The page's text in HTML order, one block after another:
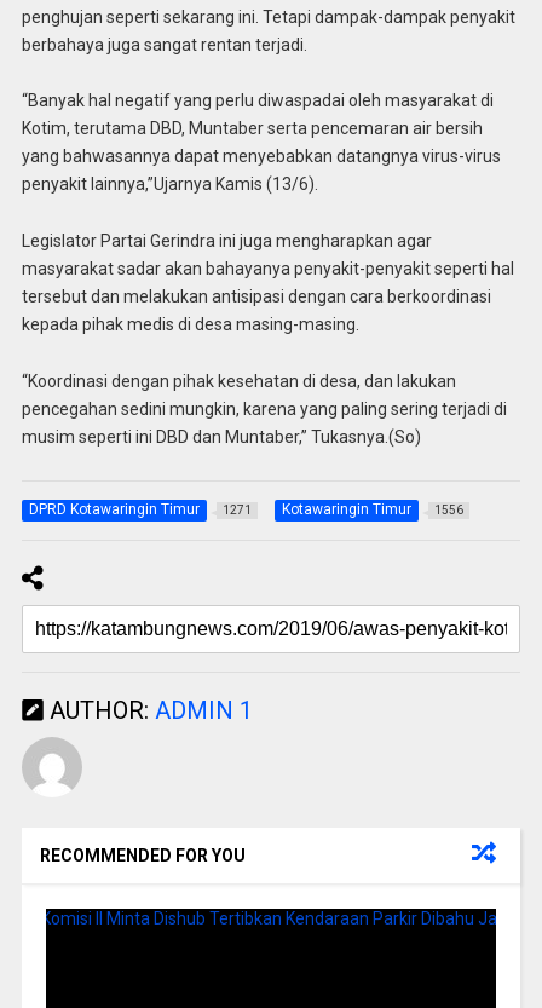
penghujan seperti sekarang ini. Tetapi dampak-dampak penyakit
berbahaya juga sangat rentan terjadi.
“Banyak hal negatif yang perlu diwaspadai oleh masyarakat di
Kotim, terutama DBD, Muntaber serta pencemaran air bersih
yang bahwasannya dapat menyebabkan datangnya virus-virus
penyakit lainnya,”Ujarnya Kamis (13/6).
Legislator Partai Gerindra ini juga mengharapkan agar
masyarakat sadar akan bahayanya penyakit-penyakit seperti hal
tersebut dan melakukan antisipasi dengan cara berkoordinasi
kepada pihak medis di desa masing-masing.
“Koordinasi dengan pihak kesehatan di desa, dan lakukan
pencegahan sedini mungkin, karena yang paling sering terjadi di
musim seperti ini DBD dan Muntaber,” Tukasnya.(So)
DPRD Kotawaringin Timur 1271 Kotawaringin Timur 1556
AUTHOR: ADMIN 1
RECOMMENDED FOR YOU